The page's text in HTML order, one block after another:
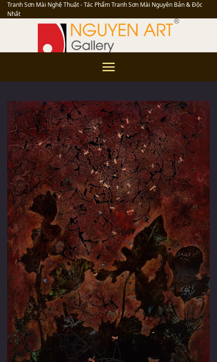
Skip
to
Tranh Sơn Mài Nghệ Thuật - Tác Phẩm Tranh Sơn Mài Nguyên Bản & Độc
Nhất